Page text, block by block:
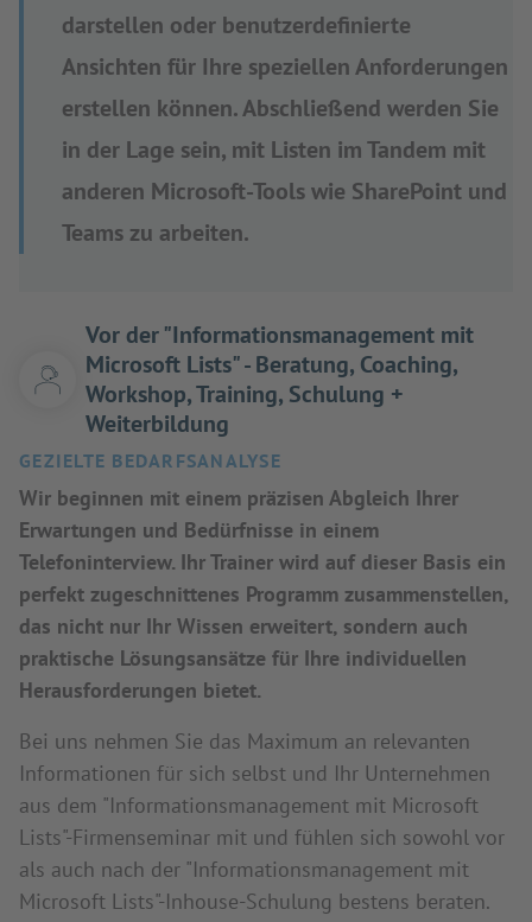
darstellen oder benutzerdefinierte
Ansichten für Ihre speziellen Anforderungen
erstellen können. Abschließend werden Sie
in der Lage sein, mit Listen im Tandem mit
anderen Microsoft-Tools wie SharePoint und
Teams zu arbeiten.
Vor der "Informationsmanagement mit
Microsoft Lists" - Beratung, Coaching,
Workshop, Training, Schulung +
Weiterbildung
GEZIELTE BEDARFSANALYSE
Wir beginnen mit einem präzisen Abgleich Ihrer
Erwartungen und Bedürfnisse in einem
Telefoninterview. Ihr Trainer wird auf dieser Basis ein
perfekt zugeschnittenes Programm zusammenstellen,
das nicht nur Ihr Wissen erweitert, sondern auch
praktische Lösungsansätze für Ihre individuellen
Herausforderungen bietet.
Bei uns nehmen Sie das Maximum an relevanten
Informationen für sich selbst und Ihr Unternehmen
aus dem "Informationsmanagement mit Microsoft
Lists"-Firmenseminar mit und fühlen sich sowohl vor
als auch nach der "Informationsmanagement mit
Microsoft Lists"-Inhouse-Schulung bestens beraten.